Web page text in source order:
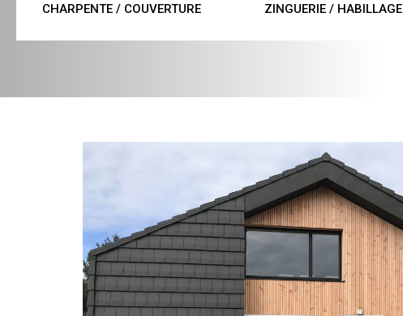
CHARPENTE / COUVERTURE ZINGUERIE / HABILLAGE